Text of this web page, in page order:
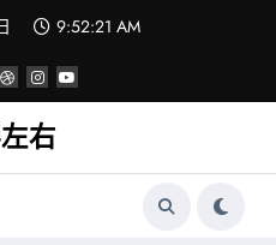
9:52:22 AM
右